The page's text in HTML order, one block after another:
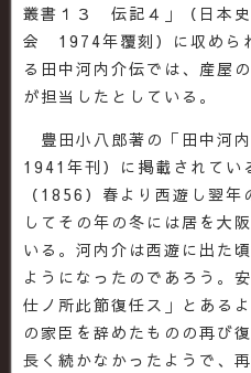
叢書１３ 伝記４」（日本
会 1974年覆刻）に収めら
る田中河内介伝では、産屋
が担当したとしている。
豊田小八郎著の「田中河
1941年刊）に掲載されてい
（1856）春より西遊し翌
してその年の冬には居を大
いる。河内介は西遊に出た
ようになったのであろう。
仕ノ所此節復任ス」とある
の家臣を辞めたものの再び
長く続かなかったようで、